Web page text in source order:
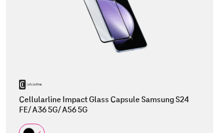
Cellularline Impact Glass Capsule Samsung S24
FE/ A36 5G/ A56 5G